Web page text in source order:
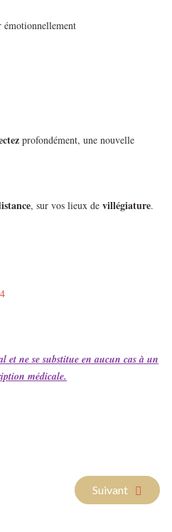
émotionnellement
profondément, une nouvelle
, sur vos lieux de villégiature.
et ne se substitue en aucun cas à un
médicale.
que ton éveil ne te permettra
Article suivant :
Suivant